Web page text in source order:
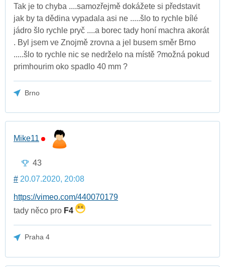
Tak je to chyba ....samozřejmě dokážete si představit
jak by ta dědina vypadala asi ne .....šlo to rychle bílé
jádro šlo rychle pryč ....a borec tady honí machra akorát
. Byl jsem ve Znojmě zrovna a jel busem směr Brno
.....šlo to rychle nic se nedrželo na místě ?možná pokud
primhourim oko spadlo 40 mm ?
Brno
Mike11
43
# 20.07.2020, 20:08
https://vimeo.com/440070179
tady něco pro F4
Praha 4